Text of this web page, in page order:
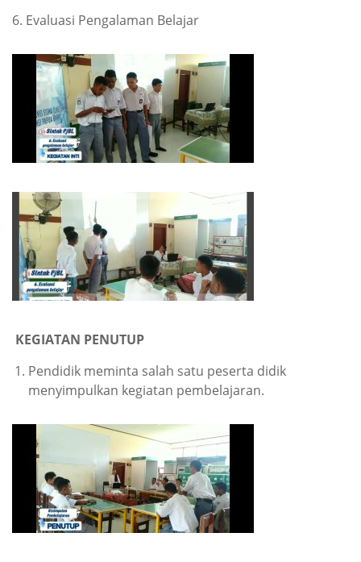
6. Evaluasi Pengalaman Belajar
KEGIATAN PENUTUP
Pendidik meminta salah satu peserta didik
menyimpulkan kegiatan pembelajaran.